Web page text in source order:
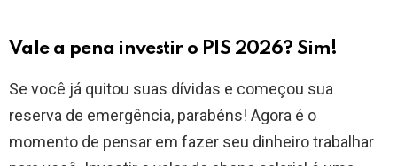
Vale a pena investir o PIS 2026? Sim!
Se você já quitou suas dívidas e começou sua
reserva de emergência, parabéns! Agora é o
momento de pensar em fazer seu dinheiro trabalhar